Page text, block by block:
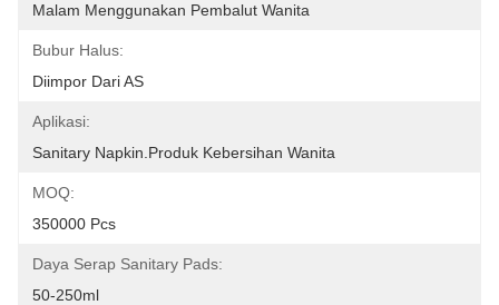
Malam Menggunakan Pembalut Wanita
Bubur Halus:
Diimpor Dari AS
Aplikasi:
Sanitary Napkin.Produk Kebersihan Wanita
MOQ:
350000 Pcs
Daya Serap Sanitary Pads:
50-250ml